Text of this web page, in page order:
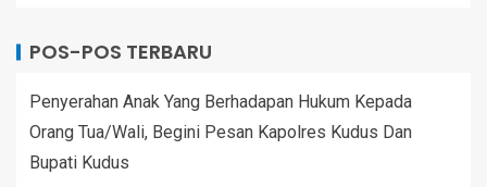
POS-POS TERBARU
Penyerahan Anak Yang Berhadapan Hukum Kepada
Orang Tua/Wali, Begini Pesan Kapolres Kudus Dan
Bupati Kudus